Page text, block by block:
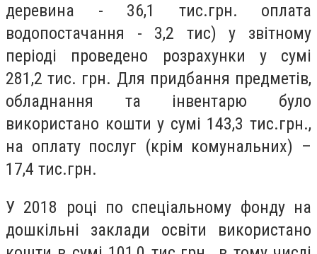
деревина - 36,1 тис.грн. оплата
водопостачання - 3,2 тис) у звітному
періоді проведено розрахунки у сумі
281,2 тис. грн. Для придбання предметів,
обладнання та інвентарю було
використано кошти у сумі 143,3 тис.грн.,
на оплату послуг (крім комунальних) –
17,4 тис.грн.
У 2018 році по спеціальному фонду на
дошкільні заклади освіти використано